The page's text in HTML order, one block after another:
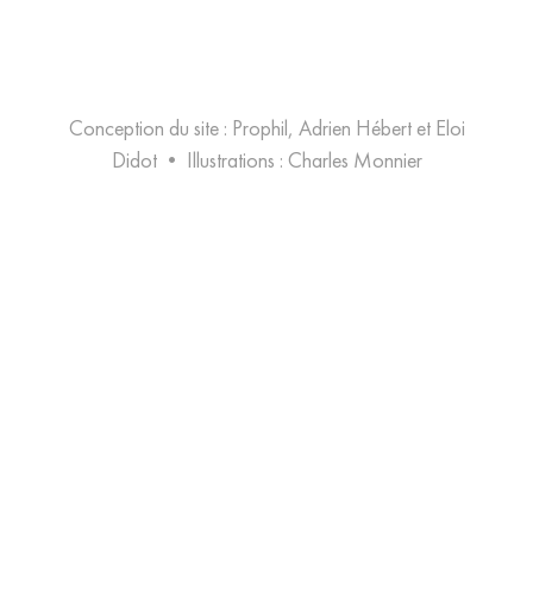
Conception du site : Prophil, Adrien Hébert et Eloi
Didot • Illustrations : Charles Monnier